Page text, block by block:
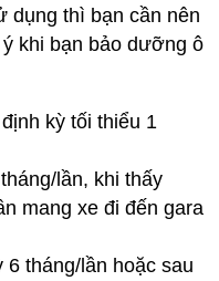
dụng thì bạn cần nên
khi bạn bảo dưỡng ô
kỳ tối thiểu 1
lần, khi thấy
mang xe đi đến gara
tháng/lần hoặc sau